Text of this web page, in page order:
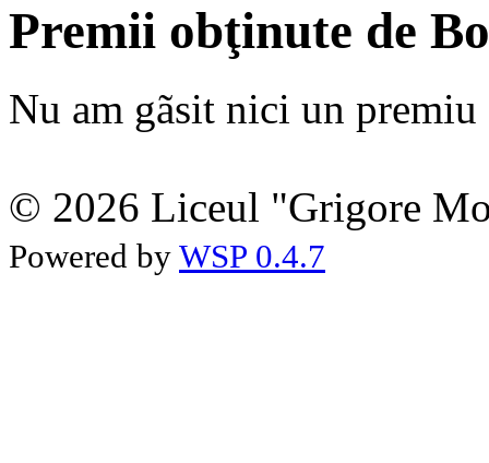
Premii obţinute de
Nu am gãsit nici un premiu
© 2026 Liceul "Grigore
Powered by WSP 0.4.7